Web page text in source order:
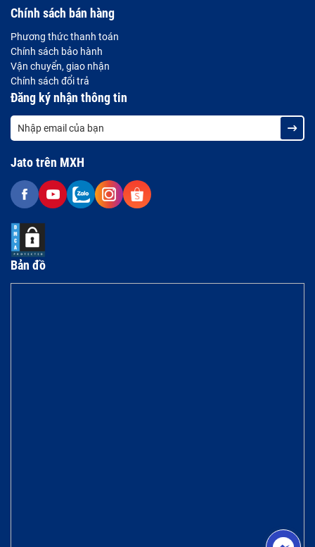
Chính sách bán hàng
Phương thức thanh toán
Chính sách bảo hành
Vận chuyển, giao nhận
Chính sách đổi trả
Đăng ký nhận thông tin
Jato trên MXH
Bản đồ